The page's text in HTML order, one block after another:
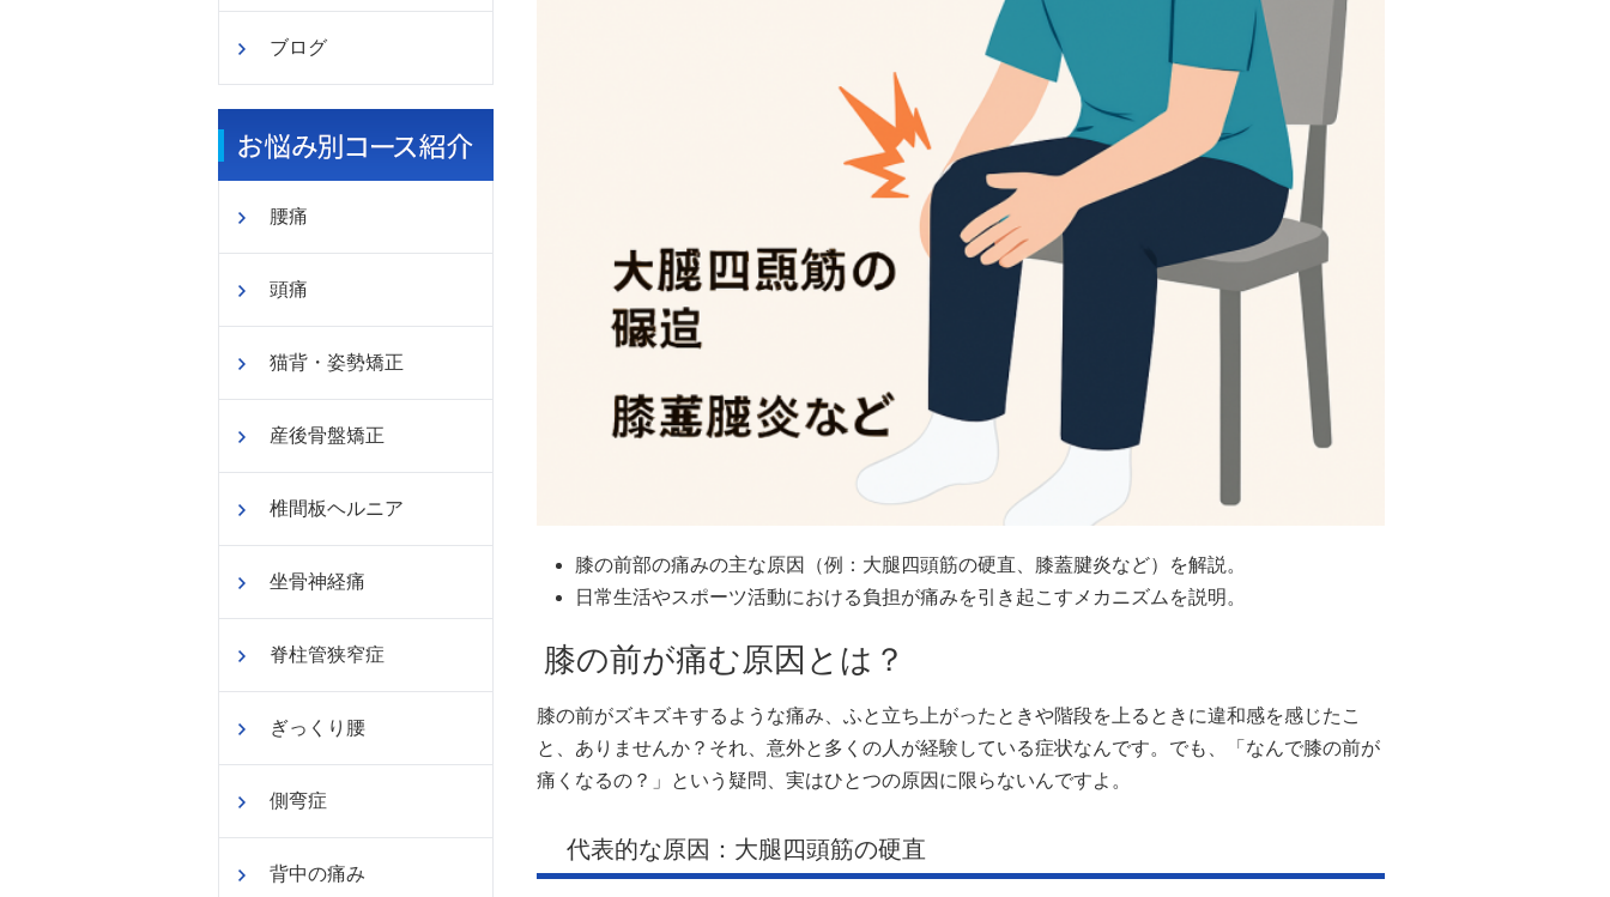
ブログ
腰痛
頭痛
猫背・姿勢矯正
産後骨盤矯正
椎間板ヘルニア
坐骨神経痛
脊柱管狭窄症
ぎっくり腰
側弯症
背中の痛み
膝の前部の痛みの主な原因（例：大腿四頭筋の硬直、膝蓋腱炎など）を解説。
日常生活やスポーツ活動における負担が痛みを引き起こすメカニズムを説明。​
膝の前が痛む原因とは？
膝の前がズキズキするような痛み、ふと立ち上がったときや階段を上るときに違和感を感じたこ
と、ありませんか？それ、意外と多くの人が経験している症状なんです。でも、「なんで膝の前が
痛くなるの？」という疑問、実はひとつの原因に限らないんですよ。
代表的な原因：大腿四頭筋の硬直